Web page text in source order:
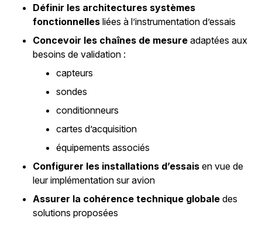
Définir les architectures systèmes
fonctionnelles liées à l’instrumentation d’essais
Concevoir les chaînes de mesure adaptées aux
besoins de validation :
capteurs
sondes
conditionneurs
cartes d’acquisition
équipements associés
Configurer les installations d’essais en vue de
leur implémentation sur avion
Assurer la cohérence technique globale des
solutions proposées